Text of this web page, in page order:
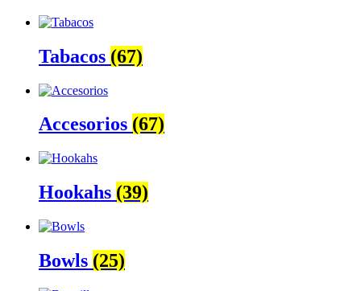
Tabacos (67)
Accesorios (67)
Hookahs (39)
Bowls (25)